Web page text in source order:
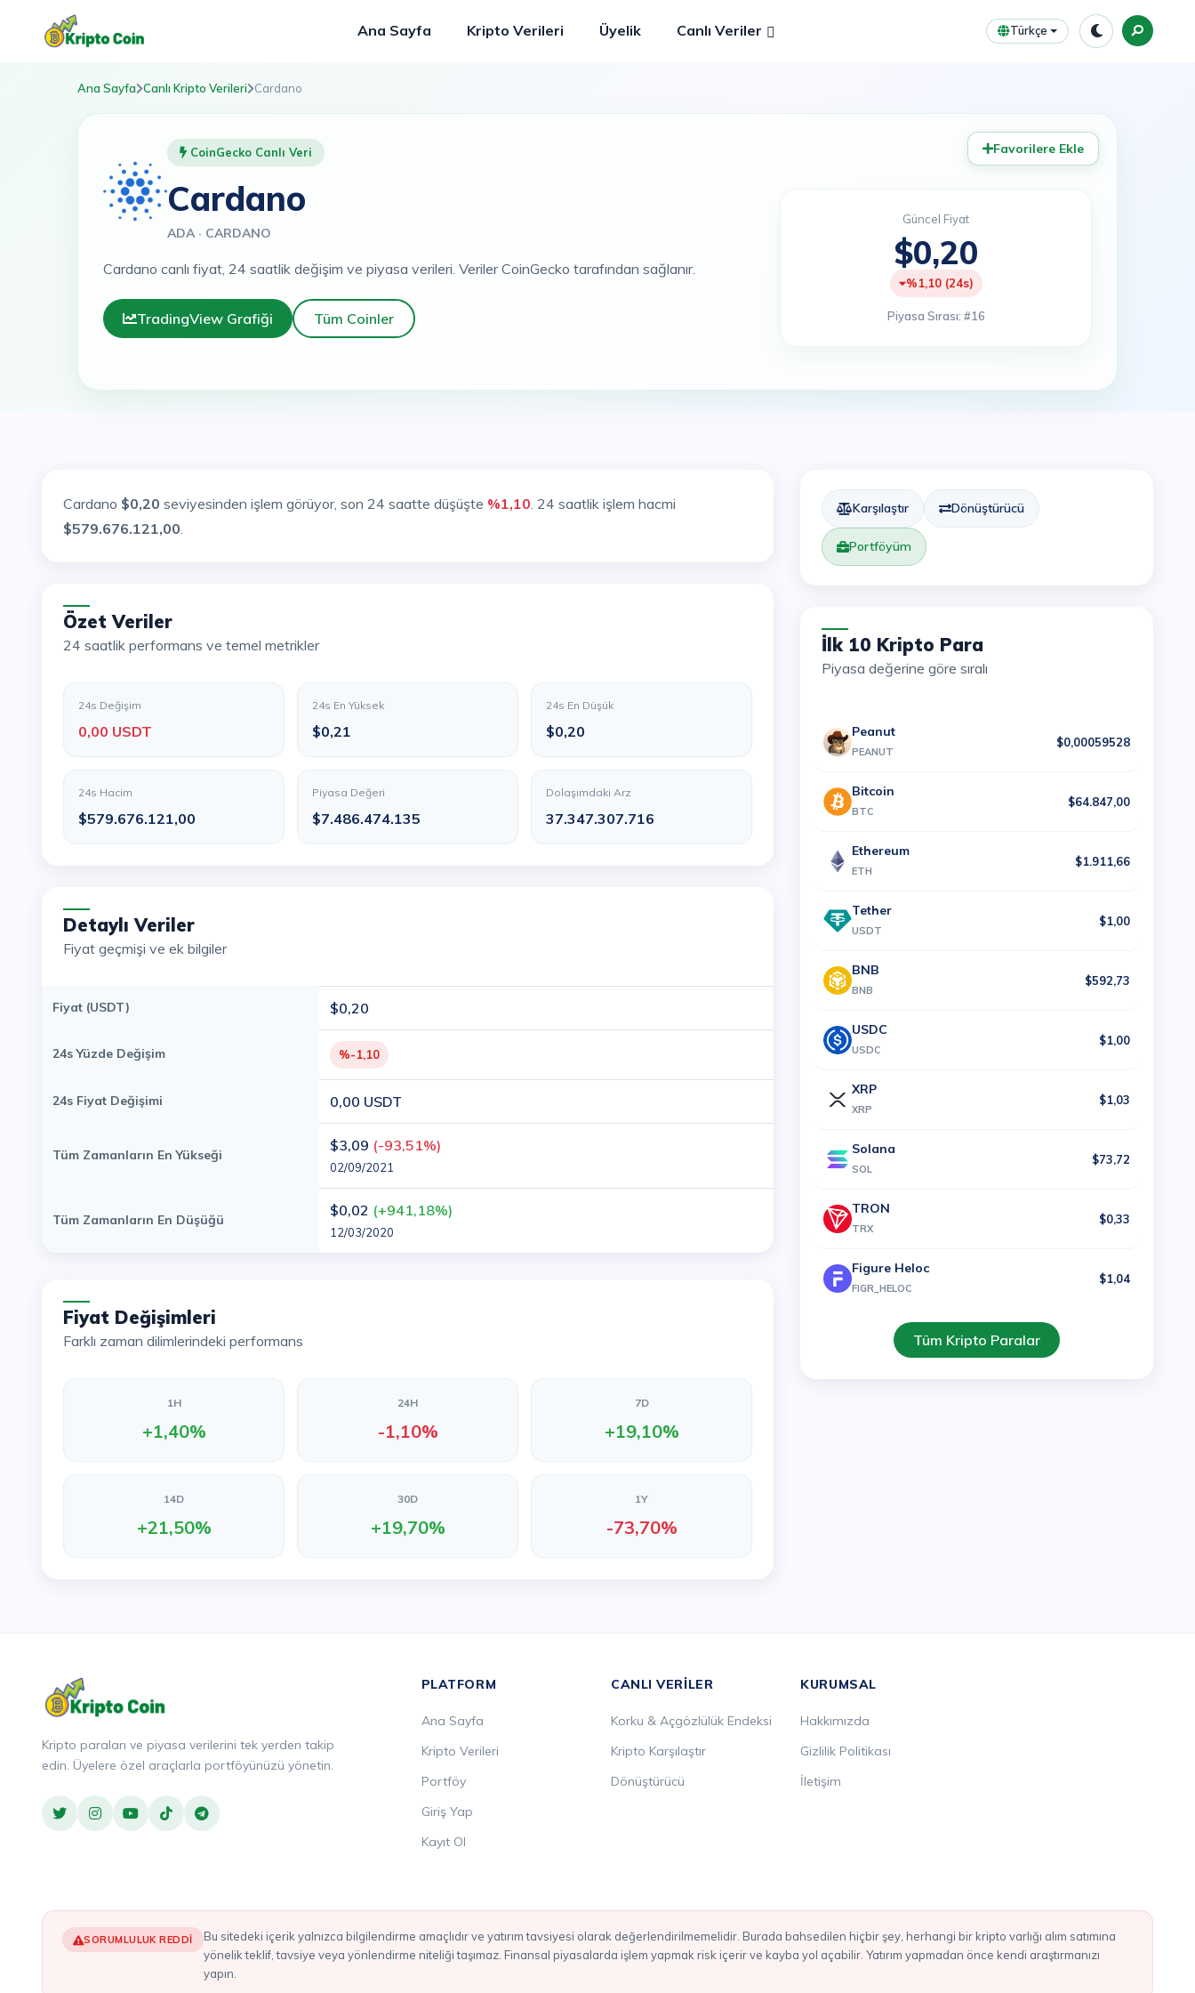
Ana Sayfa Kripto Verileri Üyelik Canlı Veriler Türkçe
Ana Sayfa Canlı Kripto Verileri Cardano
Favorilere Ekle
CoinGecko Canlı Veri
Cardano
ADA · CARDANO
Cardano canlı fiyat, 24 saatlik değişim ve piyasa verileri. Veriler CoinGecko tarafından sağlanır.
TradingView Grafiği Tüm Coinler
Güncel Fiyat
$0,20
%1,10 (24s)
Piyasa Sırası: #16
Cardano $0,20 seviyesinden işlem görüyor, son 24 saatte düşüşte %1,10. 24 saatlik işlem hacmi
$579.676.121,00.
Özet Veriler
24 saatlik performans ve temel metrikler
24s Değişim
0,00 USDT
24s En Yüksek
$0,21
24s En Düşük
$0,20
24s Hacim
$579.676.121,00
Piyasa Değeri
$7.486.474.135
Dolaşımdaki Arz
37.347.307.716
Detaylı Veriler
Fiyat geçmişi ve ek bilgiler
Fiyat (USDT) $0,20
24s Yüzde Değişim %-1,10
24s Fiyat Değişimi 0,00 USDT
Tüm Zamanların En Yükseği
$3,09 (-93,51%)
02/09/2021
Tüm Zamanların En Düşüğü
$0,02 (+941,18%)
12/03/2020
Fiyat Değişimleri
Farklı zaman dilimlerindeki performans
1H
+1,40%
24H
-1,10%
7D
+19,10%
14D
+21,50%
30D
+19,70%
1Y
-73,70%
Karşılaştır Dönüştürücü
Portföyüm
İlk 10 Kripto Para
Piyasa değerine göre sıralı
Peanut
PEANUT
$0,00059528
Bitcoin
BTC
$64.847,00
Ethereum
ETH
$1.911,66
Tether
USDT
$1,00
BNB
BNB
$592,73
USDC
USDC
$1,00
XRP
XRP
$1,03
Solana
SOL
$73,72
TRON
TRX
$0,33
Figure Heloc
FIGR_HELOC
$1,04
Tüm Kripto Paralar
Kripto paraları ve piyasa verilerini tek yerden takip
edin. Üyelere özel araçlarla portföyünüzü yönetin.
PLATFORM
Ana Sayfa
Kripto Verileri
Portföy
Giriş Yap
Kayıt Ol
CANLI VERILER
Korku & Açgözlülük Endeksi
Kripto Karşılaştır
Dönüştürücü
KURUMSAL
Hakkımızda
Gizlilik Politikası
İletişim
SORUMLULUK REDDI
Bu sitedeki içerik yalnızca bilgilendirme amaçlıdır ve yatırım tavsiyesi olarak değerlendirilmemelidir. Burada bahsedilen hiçbir şey, herhangi bir kripto varlığı alım satımına
yönelik teklif, tavsiye veya yönlendirme niteliği taşımaz. Finansal piyasalarda işlem yapmak risk içerir ve kayba yol açabilir. Yatırım yapmadan önce kendi araştırmanızı
yapın.